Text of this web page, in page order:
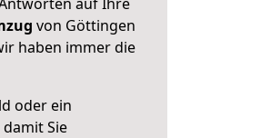
von Göttingen
haben immer die
oder ein
damit Sie